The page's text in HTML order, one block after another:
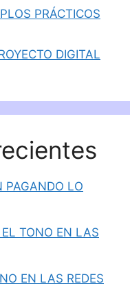
PRÁCTICOS
DIGITAL
PAGANDO LO
TONO EN LAS
EN LAS REDES